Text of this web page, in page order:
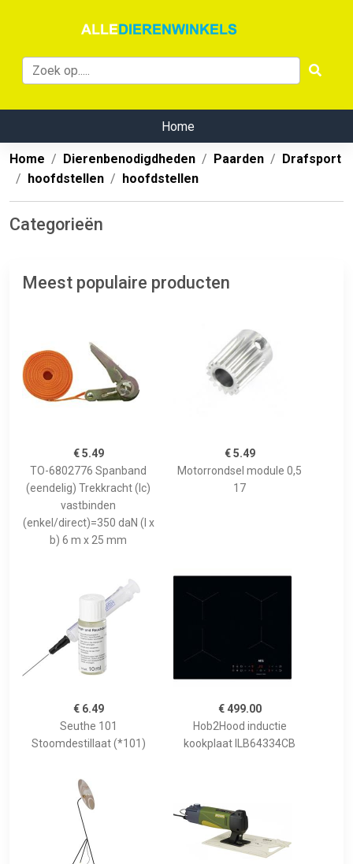
Home
Home Dierenbenodigdheden Paarden
Drafsport
hoofdstellen
hoofdstellen
Categorieën
Meest populaire producten
€ 5.49
TO-6802776 Spanband
(eendelig) Trekkracht (lc)
vastbinden
(enkel/direct)=350 daN (l x
b) 6 m x 25 mm
€ 5.49
Motorrondsel module 0,5
17
€ 6.49
Seuthe 101
Stoomdestillaat (*101)
€ 499.00
Hob2Hood inductie
kookplaat ILB64334CB